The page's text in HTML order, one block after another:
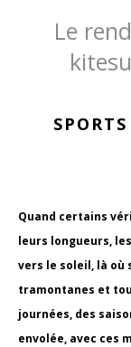
Le
Quand certains
leurs longueurs,
vers le soleil, là où
tramontanes et
journées, des
envolée, avec ces